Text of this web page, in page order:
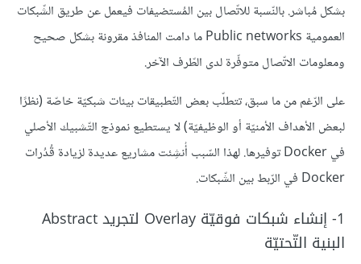
بشكل مُباشر. بالنّسبة للاتّصال بين المُستضيفات فيعمل عن طريق الشّبكات
العمومية Public networks ما دامت المنافذ مقرونة بشكل صحيح
ومعلومات الاتّصال متوفّرة لدى الطّرف الآخر.
على الرّغم من ما سبق، تتطلّب بعض التّطبيقات بيئات شبكيّة خاصّة (نظرًا
لبعض الأهداف الأمنيّة أو الوظيفيّة) لا يستطيع نموذج التّشبيك الأصلي
في Docker توفيرها. لهذا السّبب أُنشِئت مشاريع عديدة لزيادة قُدُرات
Docker في الرّبط بين الشّبكات.
1- إنشاء شبكات فوقيّة Overlay لتجريد Abstract
البنية التّحتيّة